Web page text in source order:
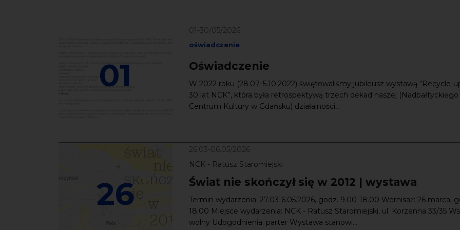
01
01-30/05/2026
oświadczenie
Oświadczenie
W 2022 roku (28.07–5.10.2022) świętowaliśmy jubileusz wystawą “Recycle-
30 lat NCK”, która była retrospektywą trzech dekad naszej (Nadbałtyckiego
Centrum Kultury w Gdańsku) działalności...
26
26.03-06.05/2026
NCK - Ratusz Staromiejski
Świat nie skończył się w 2012 | wystawa
Termin wydarzenia: 27.03-6.05.2026, godz. 9.00-18.00 Wernisaż: 26 marca,
18.00 Miejsce wydarzenia: NCK - Ratusz Staromiejski, ul. Korzenna 33/35
wolny Udogodnienia: parter Wystawa stanowi...